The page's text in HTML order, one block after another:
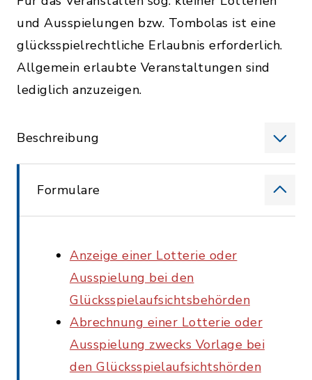
und Ausspielungen bzw. Tombolas ist eine
glücksspielrechtliche Erlaubnis erforderlich.
Allgemein erlaubte Veranstaltungen sind
lediglich anzuzeigen.
Beschreibung
Formulare
Anzeige einer Lotterie oder
Ausspielung bei den
Glücksspielaufsichtsbehörden
Abrechnung einer Lotterie oder
Ausspielung zwecks Vorlage bei
den Glücksspielaufsichtshörden